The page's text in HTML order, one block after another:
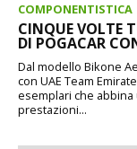
COMPONENTISTICA
CINQUE VOLTE
DI POGACAR
Dal modello Bikone
con UAE Team
esemplari che
prestazioni...